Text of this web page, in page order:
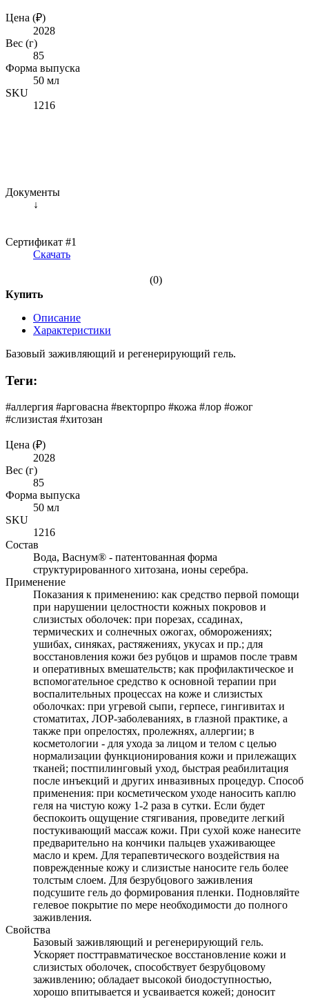
Цена (₽)
2028
Вес (г)
85
Форма выпуска
50 мл
SKU
1216
Документы
↓
Сертификат #1
Скачать
(0)
Купить
Описание
Характеристики
Базовый заживляющий и регенерирующий гель.
Теги:
#аллергия #арговасна #векторпро #кожа #лор #ожог
#слизистая #хитозан
Цена (₽)
2028
Вес (г)
85
Форма выпуска
50 мл
SKU
1216
Состав
Вода, Васнум® - патентованная форма
структурированного хитозана, ионы серебра.
Применение
Показания к применению: как средство первой помощи
при нарушении целостности кожных покровов и
слизистых оболочек: при порезах, ссадинах,
термических и солнечных ожогах, обморожениях;
ушибах, синяках, растяжениях, укусах и пр.; для
восстановления кожи без рубцов и шрамов после травм
и оперативных вмешательств; как профилактическое и
вспомогательное средство к основной терапии при
воспалительных процессах на коже и слизистых
оболочках: при угревой сыпи, герпесе, гингивитах и
стоматитах, ЛОР-заболеваниях, в глазной практике, а
также при опрелостях, пролежнях, аллергии; в
косметологии - для ухода за лицом и телом с целью
нормализации функционирования кожи и прилежащих
тканей; постпилинговый уход, быстрая реабилитация
после инъекций и других инвазивных процедур. Способ
применения: при косметическом уходе наносить каплю
геля на чистую кожу 1-2 раза в сутки. Если будет
беспокоить ощущение стягивания, проведите легкий
постукивающий массаж кожи. При сухой коже нанесите
предварительно на кончики пальцев ухаживающее
масло и крем. Для терапевтического воздействия на
поврежденные кожу и слизистые наносите гель более
толстым слоем. Для безрубцового заживления
подсушите гель до формирования пленки. Подновляйте
гелевое покрытие по мере необходимости до полного
заживления.
Свойства
Базовый заживляющий и регенерирующий гель.
Ускоряет посттравматическое восстановление кожи и
слизистых оболочек, способствует безрубцовому
заживлению; обладает высокой биодоступностью,
хорошо впитывается и усваивается кожей; доносит